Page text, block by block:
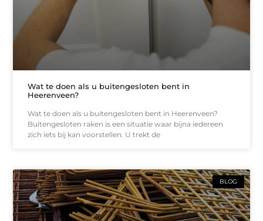
Wat te doen als u buitengesloten bent in
Heerenveen?
Wat te doen als u buitengesloten bent in Heerenveen?
Buitengesloten raken is een situatie waar bijna iedereen
zich iets bij kan voorstellen. U trekt de
BLOG